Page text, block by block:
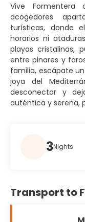
Vive Formentera
acogedores
turísticas, donde
horarios ni
playas cristalinas,
entre pinares y
familia, escápate
joya del
desconectar y
auténtica y serena,
3Nights
Transport to